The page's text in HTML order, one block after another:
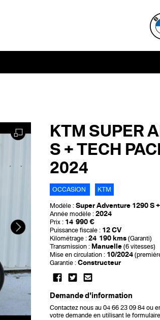
KTM SUPER
S + TECH
2024
OCCASION KTM
Modèle : Super Adventure 1290 S
Année modèle : 2024
Prix : 14 990 €
Puissance fiscale : 12 CV
Kilométrage : 24 190 kms(Garanti)
Transmission : Manuelle(6 vitesses)
Mise en circulation : 10/2024
Garantie : Constructeur
Demande d'information
Contactez nous au 04 66 23 09 84ou
votre demande en utilisant le